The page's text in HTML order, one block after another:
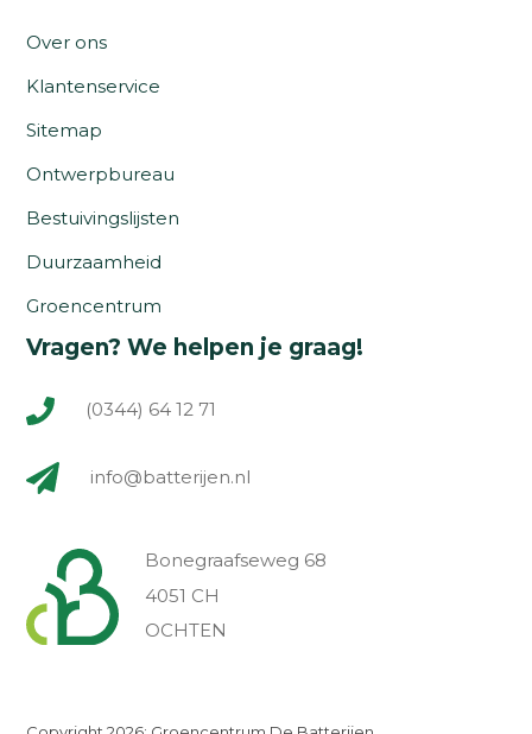
Over ons
Klantenservice
Sitemap
Ontwerpbureau
Bestuivingslijsten
Duurzaamheid
Groencentrum
Vragen? We helpen je graag!
(0344) 64 12 71
info@batterijen.nl
Bonegraafseweg 68
4051 CH
OCHTEN